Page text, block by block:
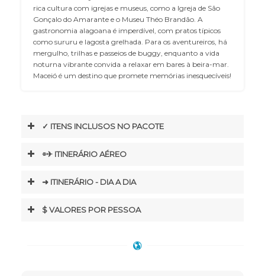
rica cultura com igrejas e museus, como a Igreja de São
Gonçalo do Amarante e o Museu Théo Brandão. A
gastronomia alagoana é imperdível, com pratos típicos
como sururu e lagosta grelhada. Para os aventureiros, há
mergulho, trilhas e passeios de buggy, enquanto a vida
noturna vibrante convida a relaxar em bares à beira-mar.
Maceió é um destino que promete memórias inesquecíveis!
✓ ITENS INCLUSOS NO PACOTE
⌯✈︎ ITINERÁRIO AÉREO
➜ ITINERÁRIO - DIA A DIA
$ VALORES POR PESSOA